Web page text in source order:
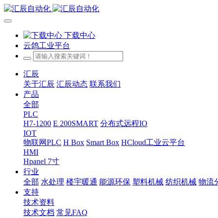
下载中心
云鸽工业平台
汇辰
关于汇辰 汇辰动态 联系我们
产品
全部
PLC
H7-1200 E 200SMART 分布式远程IO
IOT
物联网PLC H Box Smart Box HCloud工业云平台
HMI
Hpanel 7寸
行业
全部 水处理 楼宇暖通 能源环保 塑料机械 纺织机械 物流
支持
技术资料
技术文档 常见FAQ